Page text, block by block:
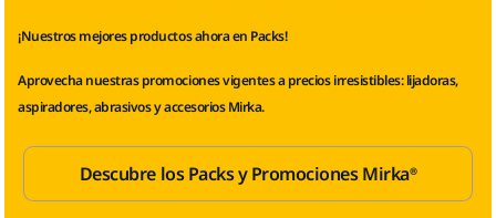
¡Nuestros mejores productos ahora en Packs!
Aprovecha nuestras promociones vigentes a precios irresistibles: lijadoras,
aspiradores, abrasivos y accesorios Mirka.
Descubre los Packs y Promociones Mirka®